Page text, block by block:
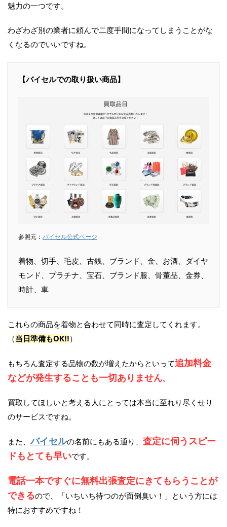
魅力の一つです。
わざわざ別の業者に頼んで二度手間になってしまうことがな
くなるのでいいですね。
【バイセルでの取り扱い商品】
参照元： バイセル公式ページ
着物、切手、毛皮、古銭、ブランド、金、お酒、ダイヤ
モンド、プラチナ、宝石、ブランド服、骨董品、金券、
時計、車
これらの商品を着物と合わせて同時に査定してくれます。
（当日準備もOK!!）
もちろん査定する品物の数が増えたからといって追加料金
などが発生することも一切ありません。
買取してほしいと考える人にとっては本当に至れり尽くせり
のサービスですね。
また、バイセルの名前にもある通り、 査定に伺うスピー
ドもとても早いです。
電話一本ですぐに無料出張査定にきてもらうことが
できるので、「いちいち待つのが面倒臭い！」という方には
特におすすめですね！